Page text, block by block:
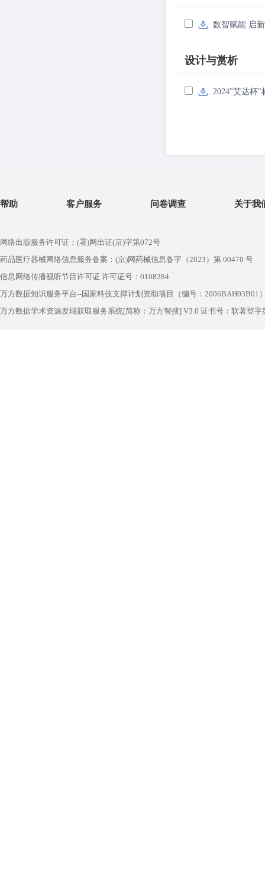
数智赋能 启
设计与赏析
2024"艾达杯"
帮助 客户服务 问卷调查 关于我
网络出版服务许可证：(署)网出证(京)字第072号
药品医疗器械网络信息服务备案：(京)网药械信息备字（2023）第 00470 号
信息网络传播视听节目许可证 许可证号：0108284
万方数据知识服务平台--国家科技支撑计划资助项目（编号：2006BAH03B01
万方数据学术资源发现获取服务系统[简称：万方智搜] V3.0 证书号：软著登字